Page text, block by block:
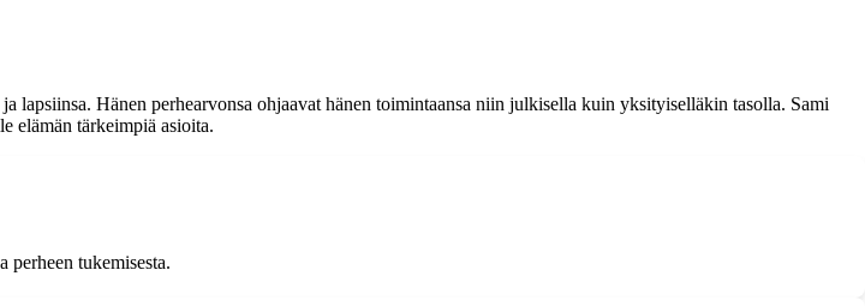
lapsiinsa. Hänen perhearvonsa ohjaavat hänen toimintaansa niin julkisella kuin yksityiselläkin tasolla. Sami
elämän tärkeimpiä asioita.
perheen tukemisesta.